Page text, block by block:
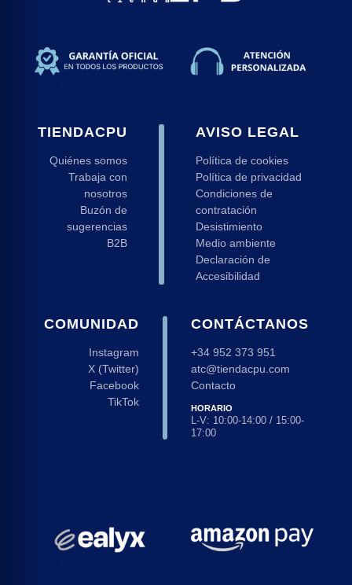
TIENDACPU
Quiénes somos
Trabaja con
nosotros
Buzón de
sugerencias
B2B
AVISO LEGAL
Política de cookies
Política de privacidad
Condiciones de
contratación
Desistimiento
Medio ambiente
Declaración de
Accesibilidad
COMUNIDAD
Instagram
X (Twitter)
Facebook
TikTok
CONTÁCTANOS
+34 952 373 951
atc@tiendacpu.com
Contacto
HORARIO
L-V: 10:00-14:00 / 15:00-
17:00